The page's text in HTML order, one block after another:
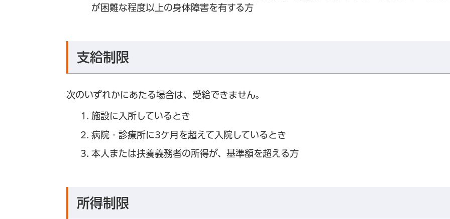
が困難な程度以上の身体障害を有する方
支給制限
次のいずれかにあたる場合は、受給できません。
施設に入所しているとき
病院・診療所に3ケ月を超えて入院しているとき
本人または扶養義務者の所得が、基準額を超える方
所得制限